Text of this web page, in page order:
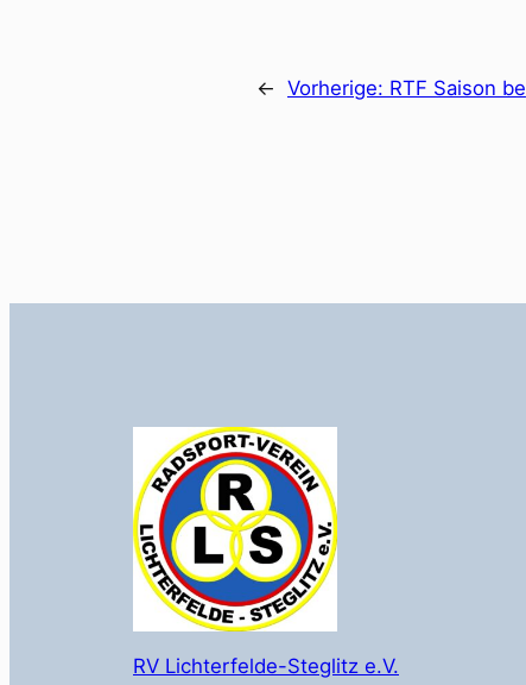
← Vorherige: RTF Saison
RV Lichterfelde-Steglitz e.V.